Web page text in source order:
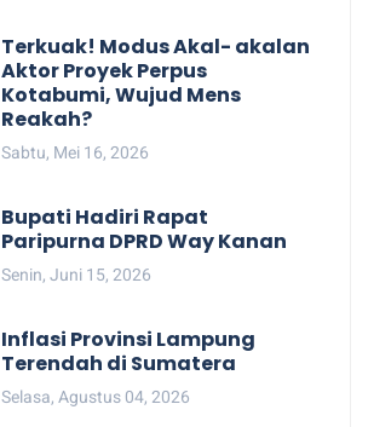
Terkuak! Modus Akal- akalan
Aktor Proyek Perpus
Kotabumi, Wujud Mens
Reakah?
Sabtu, Mei 16, 2026
Bupati Hadiri Rapat
Paripurna DPRD Way Kanan
Senin, Juni 15, 2026
Inflasi Provinsi Lampung
Terendah di Sumatera
Selasa, Agustus 04, 2026